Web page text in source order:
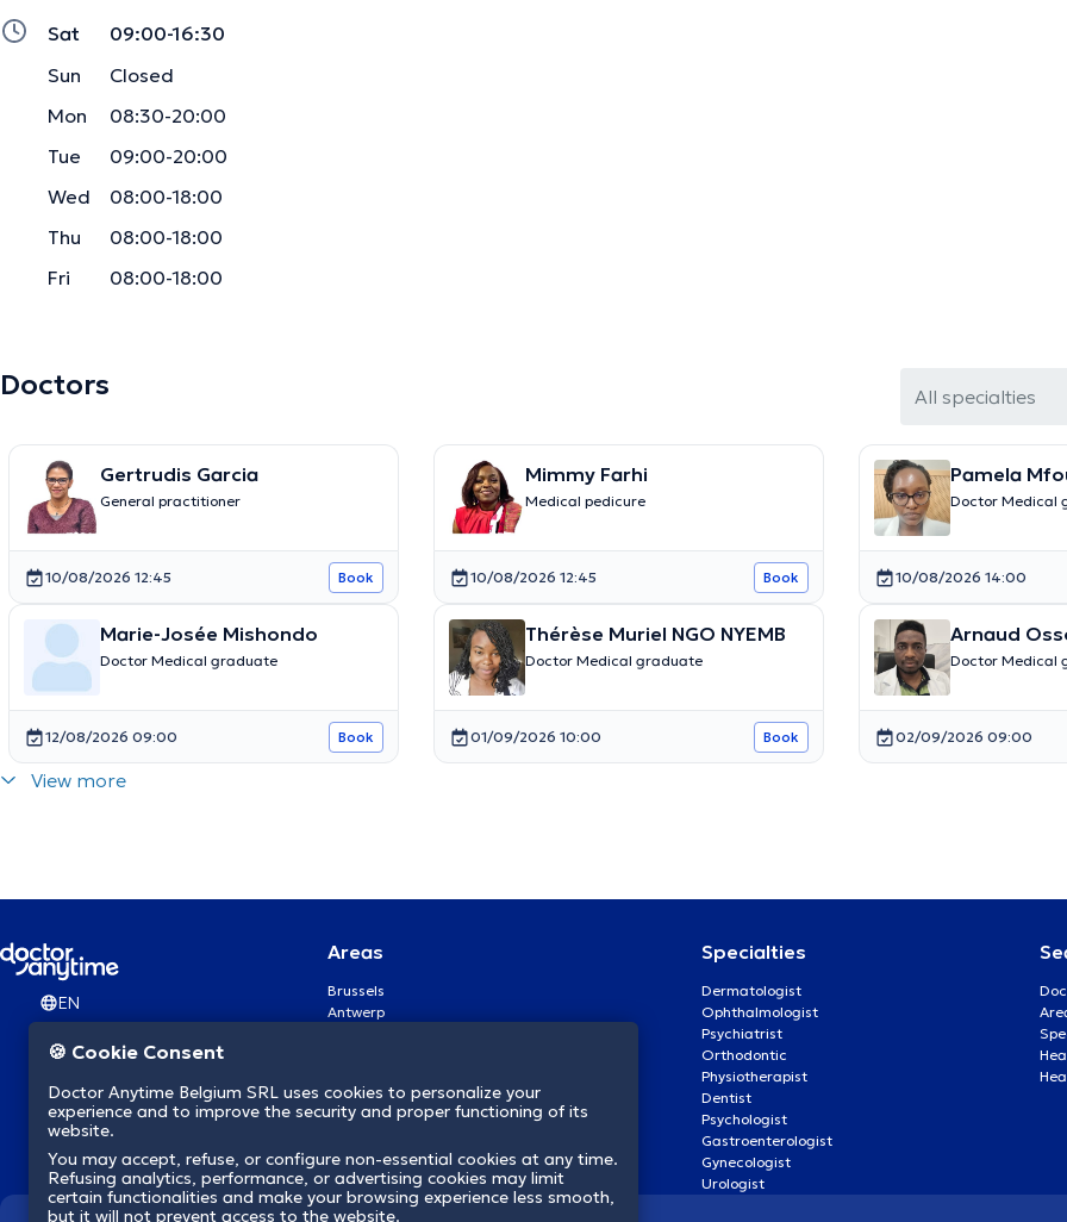
Sat
09:00-16:30
Sun
Closed
Mon
08:30-20:00
Tue
09:00-20:00
Wed
08:00-18:00
Thu
08:00-18:00
Fri
08:00-18:00
Doctors All specialties
Gertrudis Garcia
General practitioner
10/08/2026 12:45 Book
Mimmy Farhi
Medical pedicure
10/08/2026 12:45 Book
Pamela
Doctor Medical
10/08/2026 14:00
Marie-Josée Mishondo
Doctor Medical graduate
12/08/2026 09:00 Book
Thérèse Muriel NGO NYEMB
Doctor Medical graduate
01/09/2026 10:00 Book
Arnaud
Doctor Medical
02/09/2026 09:00
View more
EN
Areas
Brussels
Antwerp
Brugge
Namur
Mons
Aalst Flandre-Orientale
Specialties
Dermatologist
Ophthalmologist
Psychiatrist
Orthodontic
Physiotherapist
Dentist
Psychologist
Gastroenterologist
Gynecologist
Urologist
🍪 Cookie Consent
Doctor Anytime Belgium SRL uses cookies to personalize your
experience and to improve the security and proper functioning of its
website.
You may accept, refuse, or configure non-essential cookies at any time.
Refusing analytics, performance, or advertising cookies may limit
certain functionalities and make your browsing experience less smooth,
but it will not prevent access to the website.